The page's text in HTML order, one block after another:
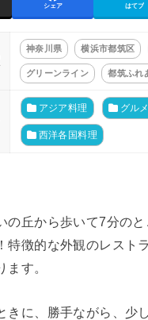
シェア はてブ
神奈川県 横浜市都筑区
グリーンライン 都筑ふれ
アジア料理 グルメ
西洋各国料理
の丘から歩いて7分の
特徴的な外観のレスト
ます。
きに、勝手ながら、少